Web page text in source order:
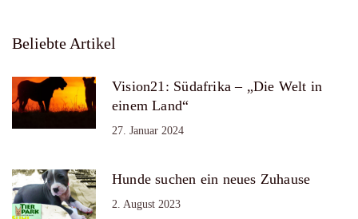
Beliebte Artikel
Vision21: Südafrika – „Die Welt in
einem Land“
27. Januar 2024
Hunde suchen ein neues Zuhause
2. August 2023